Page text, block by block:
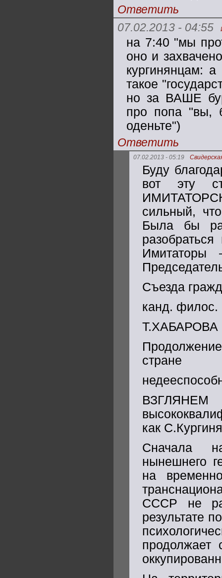
Ответить
07.02.2013 - 04:55
на 7:40 "мы
оно и
кургинянцам:
такое
но за ВАШЕ
про попа "вы,
оденьте")
Ответить
07.02.2013 - 05:19
Буду
вот эту
сильный,
Была бы
Имитаторы
Съезда
канд. филос.
Т.ХАБАРОВА
стране
как
Сначала
нынешнего
на
СССР не
результате
продолжает